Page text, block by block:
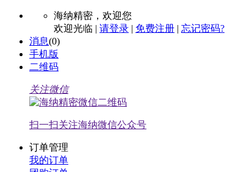
海纳精密， 欢迎您
欢迎光临 | 请登录 | 免费注册 | 忘记密码?
消息(0)
手机版
二维码
关注微信
扫一扫关注海纳微信公众号
订单管理
我的订单